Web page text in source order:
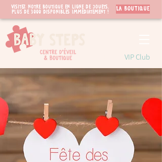
Visitez notre boutique en ligne de jouets.
PLUS de 3000 disponibles immédiatement !
LA BOUTIQUE
VIP Club